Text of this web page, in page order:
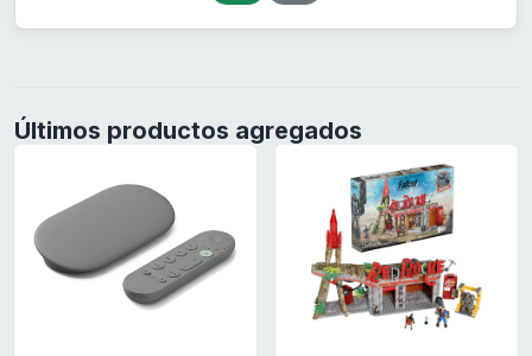
Últimos productos agregados